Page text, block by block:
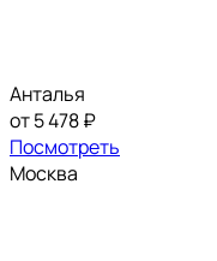
Анталья
от 5 478 ₽
Посмотреть
Москва